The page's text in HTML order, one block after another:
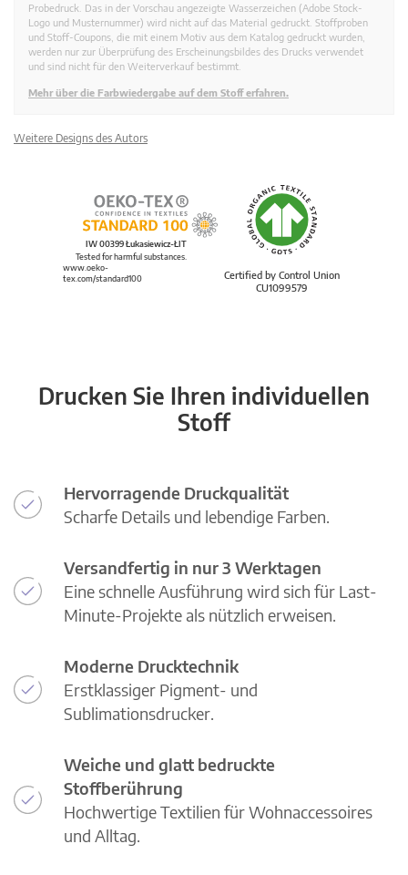
Probedruck. Das in der Vorschau angezeigte Wasserzeichen (Adobe Stock-
Logo und Musternummer) wird nicht auf das Material gedruckt. Stoffproben
und Stoff-Coupons, die mit einem Motiv aus dem Katalog gedruckt wurden,
werden nur zur Überprüfung des Erscheinungsbildes des Drucks verwendet
und sind nicht für den Weiterverkauf bestimmt.
Mehr über die Farbwiedergabe auf dem Stoff erfahren.
Weitere Designs des Autors
Certified by Control Union
CU1099579
IW 00399 Łukasiewicz-ŁIT
Tested for harmful substances.
www.oeko-
tex.com/standard100
Drucken Sie Ihren individuellen
Stoff
Hervorragende Druckqualität
Scharfe Details und lebendige Farben.
Versandfertig in nur 3 Werktagen
Eine schnelle Ausführung wird sich für Last-
Minute-Projekte als nützlich erweisen.
Moderne Drucktechnik
Erstklassiger Pigment- und
Sublimationsdrucker.
Weiche und glatt bedruckte
Stoffberührung
Hochwertige Textilien für Wohnaccessoires
und Alltag.